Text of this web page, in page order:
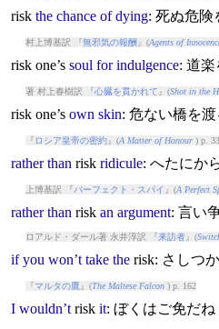
risk the chance of dying: 死ぬ危険
村上博基訳 『無邪気の報酬 』(Agents of
riskone’s soul for indulgence: 道楽
著 村上春樹訳 『心臓を貫かれて 』(Shot in the
riskone’s own skin: 危ない橋を渡
『 ロシア皇帝の密約』(A Matter of Honour) p.
rather than risk ridicule: へたにか
上博基訳 『パーフェクト・スパイ 』(A Perfect
rather than risk an argument: 言い
ロアルド・ダール著 永井淳訳 『来訪者』(
if you won’t take the risk: さしつ
『マルタの鷹』(The Maltese Falcon) p. 162
I wouldn’t risk it: ぼくはご免だね